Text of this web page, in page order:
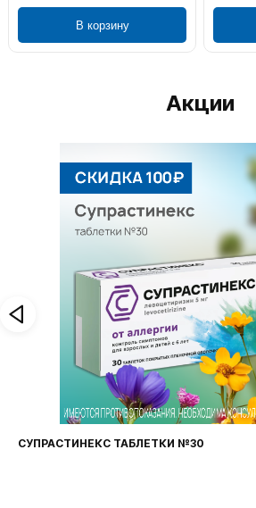
В корзину
Акции
ФАРИНГОСЕПТ ТАБЛЕТКИ